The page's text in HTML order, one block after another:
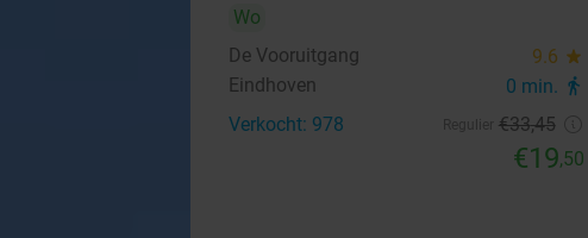
Wo
De Vooruitgang
9.6 star
Eindhoven 0 min. directions_walk
Verkocht: 978 €33,45
€19,50